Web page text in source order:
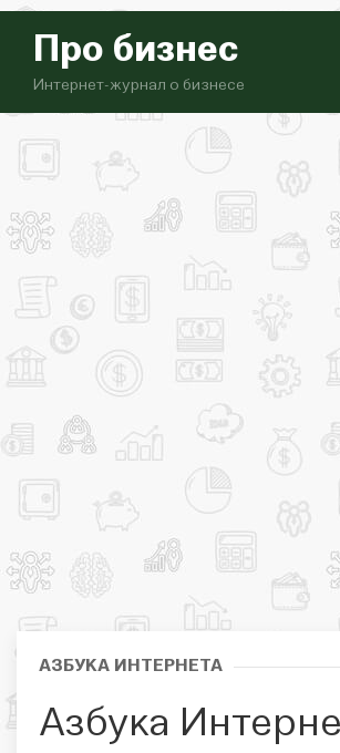
Про бизнес
Интернет-журнал о бизнесе
АЗБУКА ИНТЕРНЕТА
Азбука